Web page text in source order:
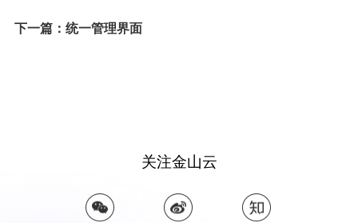
下一篇：统一管理界面
关注金山云